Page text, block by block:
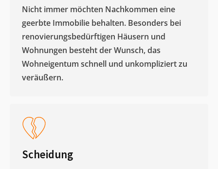
Nicht immer möchten Nachkommen eine
geerbte Immobilie behalten. Besonders bei
renovierungsbedürftigen Häusern und
Wohnungen besteht der Wunsch, das
Wohneigentum schnell und unkompliziert zu
veräußern. ​
Scheidung